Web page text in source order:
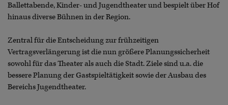
Ballettabende, Kinder- und Jugendtheater und bespielt über Hof
hinaus diverse Bühnen in der Region.
Zentral für die Entscheidung zur frühzeitigen
Vertragsverlängerung ist die nun größere Planungssicherheit
sowohl für das Theater als auch die Stadt. Ziele sind u.a. die
bessere Planung der Gastspieltätigkeit sowie der Ausbau des
Bereichs Jugendtheater.